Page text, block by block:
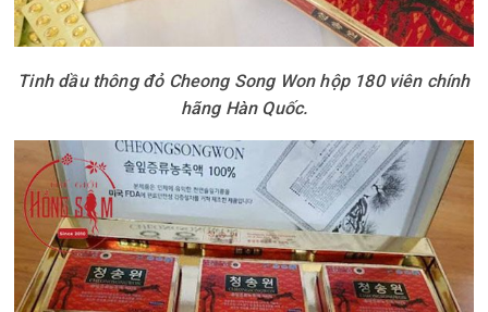
Tinh dầu thông đỏ Cheong Song Won hộp 180 viên chính
hãng Hàn Quốc.